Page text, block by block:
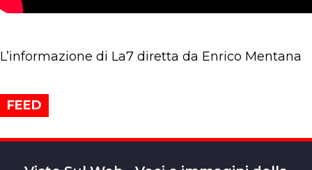
L’informazione di La7 diretta da Enrico Mentana
FEED